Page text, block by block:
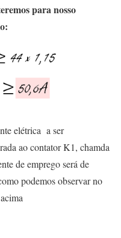
para nosso
elétrica a ser
ao contator K1, chamda
de emprego será de
podemos observar no